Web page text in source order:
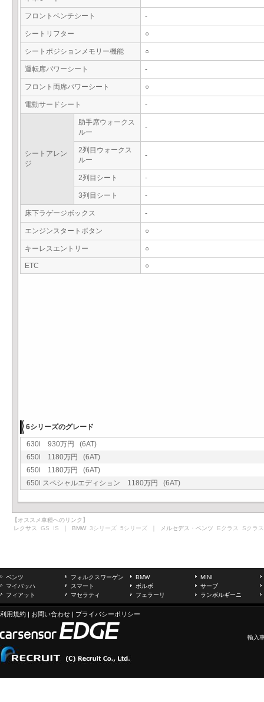
フロントベンチシート -
シートリフター ○
シートポジションメモリー機能 ○
運転席パワーシート -
フロント両席パワーシート ○
電動サードシート -
シートアレン
ジ
助手席ウォークス
ルー
-
2列目ウォークス
ルー
-
2列目シート -
3列目シート -
床下ラゲージボックス -
エンジンスタートボタン ○
キーレスエントリー ○
ETC ○
6シリーズのグレード
630i 930万円 (6AT)
650i 1180万円 (6AT)
650i 1180万円 (6AT)
650i スペシャルエディション 1180万円 (6AT)
【オススメ車種へのリンク】
レクサス GS IS ｜ BMW 3シリーズ 5シリーズ ｜ メルセデス・ベンツ Eクラス Sクラス
ベンツ フォルクスワーゲン BMW
MINI
マイバッハ
スマート ボルボ
サーブ
フィアット
マセラティ フェラーリ ランボルギーニ
利用規約 | お問い合わせ | プライバシーポリシー
輸入